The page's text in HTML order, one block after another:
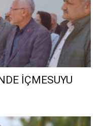
İÇMESUYU